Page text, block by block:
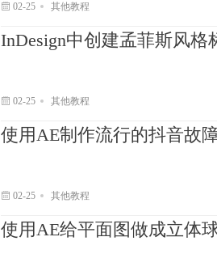
02-25 其他教程
InDesign中创建孟菲斯风格
02-25 其他教程
使用AE制作流行的抖音故
02-25 其他教程
使用AE给平面图做成立体